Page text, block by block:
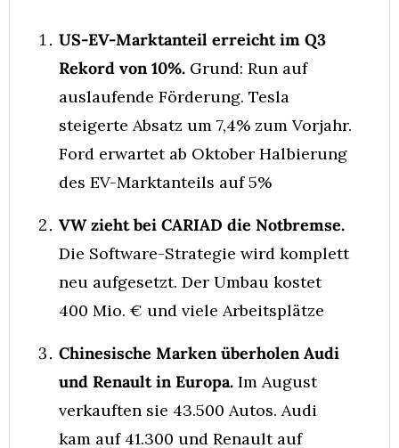
US-EV-Marktanteil erreicht im Q3
Rekord von 10%. Grund: Run auf
auslaufende Förderung. Tesla
steigerte Absatz um 7,4% zum Vorjahr.
Ford erwartet ab Oktober Halbierung
des EV-Marktanteils auf 5%
VW zieht bei CARIAD die Notbremse.
Die Software-Strategie wird komplett
neu aufgesetzt. Der Umbau kostet
400 Mio. € und viele Arbeitsplätze
Chinesische Marken überholen Audi
und Renault in Europa. Im August
verkauften sie 43.500 Autos. Audi
kam auf 41.300 und Renault auf